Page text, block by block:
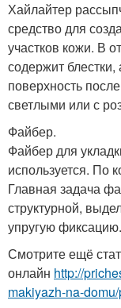
Хайлайтер
средство для
участков кожи. В
содержит
поверхность
светлыми или с
Файбер.
Файбер для
используется. По
Главная задача
структурной,
упругую фиксацию.
Смотрите ещё
онлайн http://
makiyazh-na-